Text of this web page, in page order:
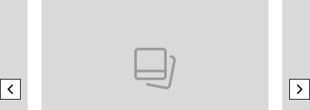
previous element